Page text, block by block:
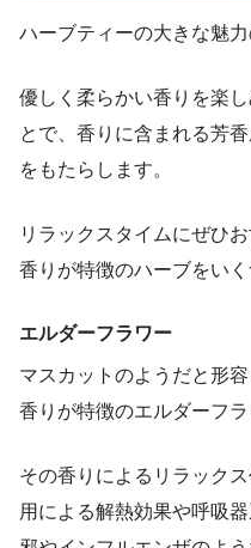
ハーブティーの大きな魅
優しく柔らかい香りを楽
とで、香りに含まれる芳
をもたらします。
リラックスタイムにぜひ
香りが特徴のハーブをい
エルダーフラワー
マスカットのようだと形
香りが特徴のエルダーフラ
その香りによるリラック
用による解熱効果や呼吸